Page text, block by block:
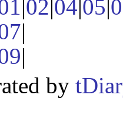
|02|04|05|
|
|
by